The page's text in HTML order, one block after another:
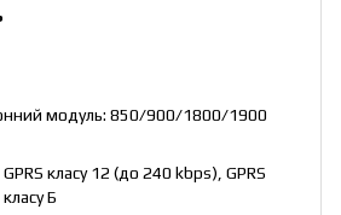
модуль: 850/900/1800/1900
класу 12 (до 240 kbps), GPRS
Б